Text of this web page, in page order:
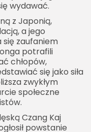
wydawać.
z Japonią,
a jego
się zaufaniem
potrafili
chłopów,
się jako siła
zwykłym
społeczne
Czang Kaj
powstanie